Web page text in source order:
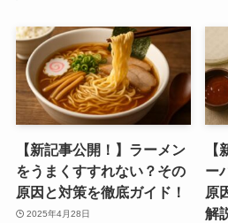
【新記事公開！】ラーメン
をうまくすすれない？その
原因と対策を徹底ガイド！
2025年4月28日
ー
原
解